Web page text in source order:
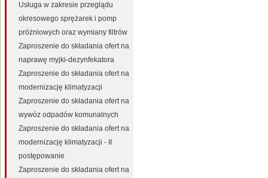
Usługa w zakresie przeglądu
okresowego sprężarek i pomp
próżniowych oraz wymiany filtrów
Zaproszenie do składania ofert na
naprawę myjki-dezynfekatora
Zaproszenie do składania ofert na
modernizację klimatyzacji
Zaproszenie do składania ofert na
wywóz odpadów komunalnych
Zaproszenie do składania ofert na
modernizację klimatyzacji - II
postępowanie
Zaproszenie do składania ofert na